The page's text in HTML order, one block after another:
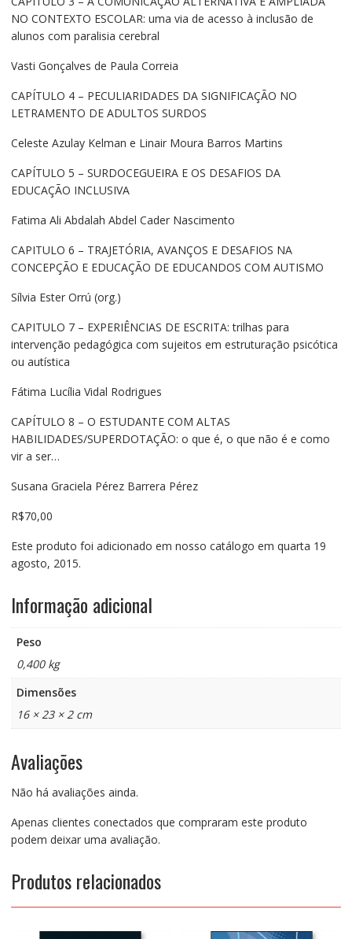
NO CONTEXTO ESCOLAR: uma via de acesso à inclusão de
alunos com paralisia cerebral
Vasti Gonçalves de Paula Correia
CAPÍTULO 4 – PECULIARIDADES DA SIGNIFICAÇÃO NO
LETRAMENTO DE ADULTOS SURDOS
Celeste Azulay Kelman e Linair Moura Barros Martins
CAPÍTULO 5 – SURDOCEGUEIRA E OS DESAFIOS DA
EDUCAÇÃO INCLUSIVA
Fatima Ali Abdalah Abdel Cader Nascimento
CAPITULO 6 – TRAJETÓRIA, AVANÇOS E DESAFIOS NA
CONCEPÇÃO E EDUCAÇÃO DE EDUCANDOS COM AUTISMO
Sílvia Ester Orrú (org.)
CAPITULO 7 – EXPERIÊNCIAS DE ESCRITA: trilhas para
intervenção pedagógica com sujeitos em estruturação psicótica
ou autística
Fátima Lucília Vidal Rodrigues
CAPÍTULO 8 – O ESTUDANTE COM ALTAS
HABILIDADES/SUPERDOTAÇÃO: o que é, o que não é e como
vir a ser…
Susana Graciela Pérez Barrera Pérez
R$70,00
Este produto foi adicionado em nosso catálogo em quarta 19
agosto, 2015.
Informação adicional
Peso
0,400 kg
Dimensões
16 × 23 × 2 cm
Avaliações
Não há avaliações ainda.
Apenas clientes conectados que compraram este produto
podem deixar uma avaliação.
Produtos relacionados